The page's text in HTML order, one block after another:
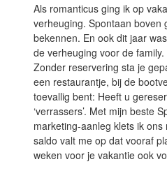
Als romanticus ging ik op
verheuging. Spontaan
bekennen. En ook dit jaar
de verheuging voor de
Zonder reservering sta je
een restaurantje, bij de
toevallig bent: Heeft u
‘verrassers’. Met mijn beste
marketing-aanleg klets ik
saldo valt me op dat vooraf
weken voor je vakantie ook